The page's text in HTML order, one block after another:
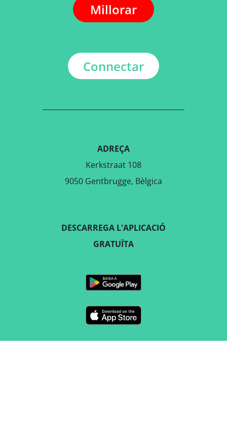
Millorar
Connectar
ADREÇA
Kerkstraat 108
9050 Gentbrugge, Bèlgica
DESCARREGA L'APLICACIÓ
GRATUÏTA